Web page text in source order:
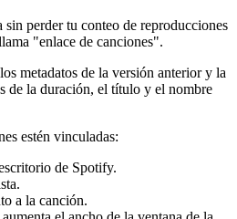
perder tu conteo de reproducciones
"enlace de canciones".
metadatos de la versión anterior y la
de la duración, el título y el nombre
estén vinculadas:
de Spotify.
a la canción.